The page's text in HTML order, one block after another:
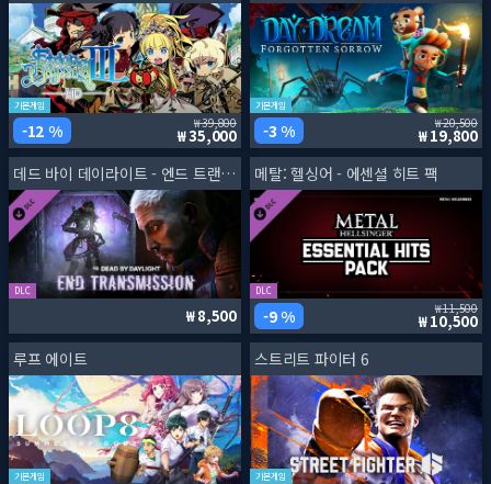
기본게임
12 % 39,800
35,000
기본게임
3 % 20,500
19,800
데드 바이 데이라이트 - 엔드 트랜스미션 챕터
DLC
8,500
메탈: 헬싱어 - 에센셜 히트 팩
DLC
9 % 11,500
10,500
루프 에이트
기본게임
스트리트 파이터 6
기본게임